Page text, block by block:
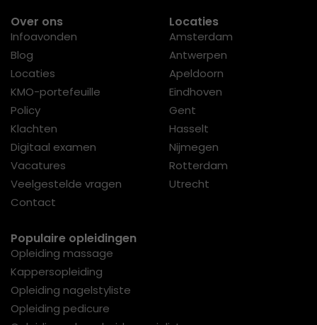
Over ons
Infoavonden
Blog
Locaties
KMO-portefeuille
Policy
Klachten
Digitaal examen
Vacatures
Veelgestelde vragen
Contact
Locaties
Amsterdam
Antwerpen
Apeldoorn
Eindhoven
Gent
Hasselt
Nijmegen
Rotterdam
Utrecht
Populaire opleidingen
Opleiding massage
Kappersopleiding
Opleiding nagelstyliste
Opleiding pedicure